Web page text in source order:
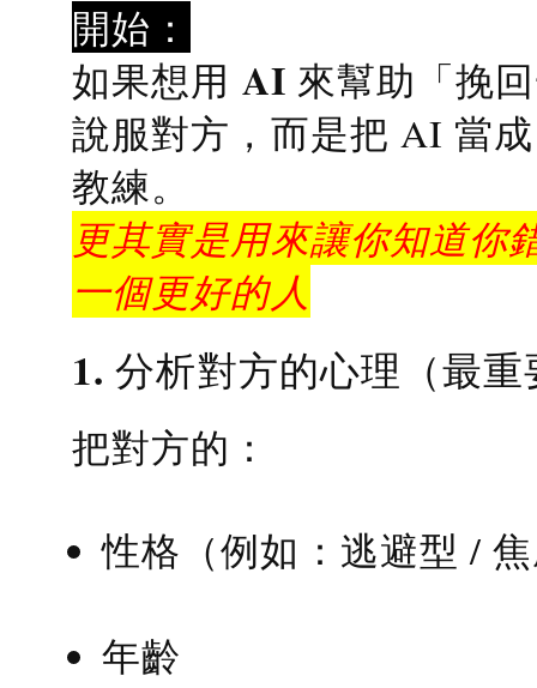
開始：
如果想用 AI 來幫助「挽
說服對方，而是把 AI 當
教練。
更其實是用來讓你知道你
一個更好的人
1. 分析對方的心理（最
把對方的：
性格（例如：逃避型 /
年齡